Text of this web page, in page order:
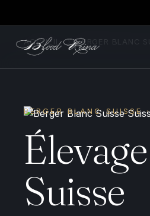
ACCUEIL › BERGER BLANC
BERGER BLANC SUISSE
Suisse